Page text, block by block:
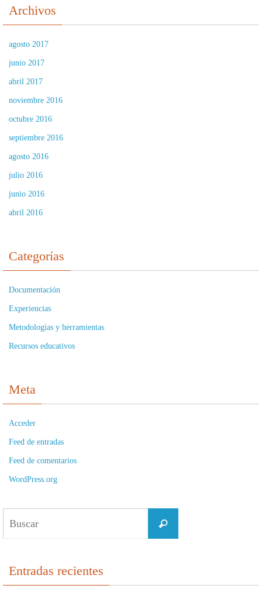
Archivos
agosto 2017
junio 2017
abril 2017
noviembre 2016
octubre 2016
septiembre 2016
agosto 2016
julio 2016
junio 2016
abril 2016
Categorías
Documentación
Experiencias
Metodologías y herramientas
Recursos educativos
Meta
Acceder
Feed de entradas
Feed de comentarios
WordPress.org
Buscar
Entradas recientes